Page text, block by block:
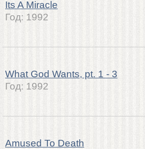
Its A Miracle
Год: 1992
What God Wants, pt. 1 - 3
Год: 1992
Amused To Death